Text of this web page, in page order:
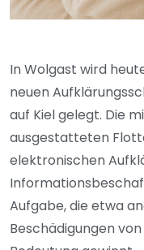
In Wolgast wird
neuen
auf Kiel gelegt. Die
ausgestatteten
elektronischen
Aufgabe, die etwa
Beschädigungen